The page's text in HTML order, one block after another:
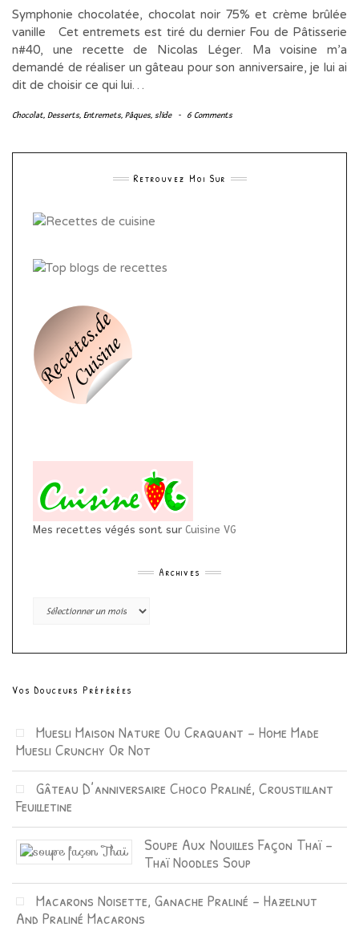
Symphonie chocolatée, chocolat noir 75% et crème brûlée
vanille Cet entremets est tiré du dernier Fou de Pâtisserie
n#40, une recette de Nicolas Léger. Ma voisine m’a
demandé de réaliser un gâteau pour son anniversaire, je lui ai
dit de choisir ce qui lui…
Chocolat, Desserts, Entremets, Pâques, slide - 6 Comments
Retrouvez Moi Sur
Mes recettes végés sont sur Cuisine VG
Archives
Archives
Vos Douceurs Préférées
Muesli Maison Nature Ou Craquant – Home Made
Muesli Crunchy Or Not
Gâteau D’anniversaire Choco Praliné, Croustillant
Feuilletine
Soupe Aux Nouilles Façon Thaï –
Thaï Noodles Soup
Macarons Noisette, Ganache Praliné – Hazelnut
And Praliné Macarons